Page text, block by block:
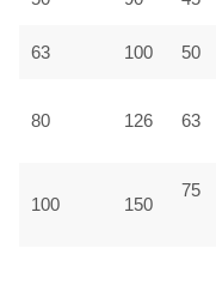
63 100 50
80 126 63
100 150
75